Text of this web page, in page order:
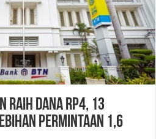
Raih Dana Rp4, 13
Permintaan 1,6